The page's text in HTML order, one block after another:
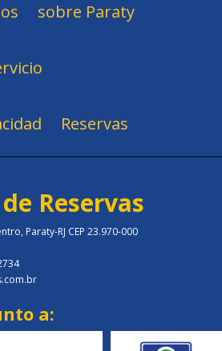
sobre Paraty
Reservas
Reservas
Paraty-RJ CEP 23.970-000
a: